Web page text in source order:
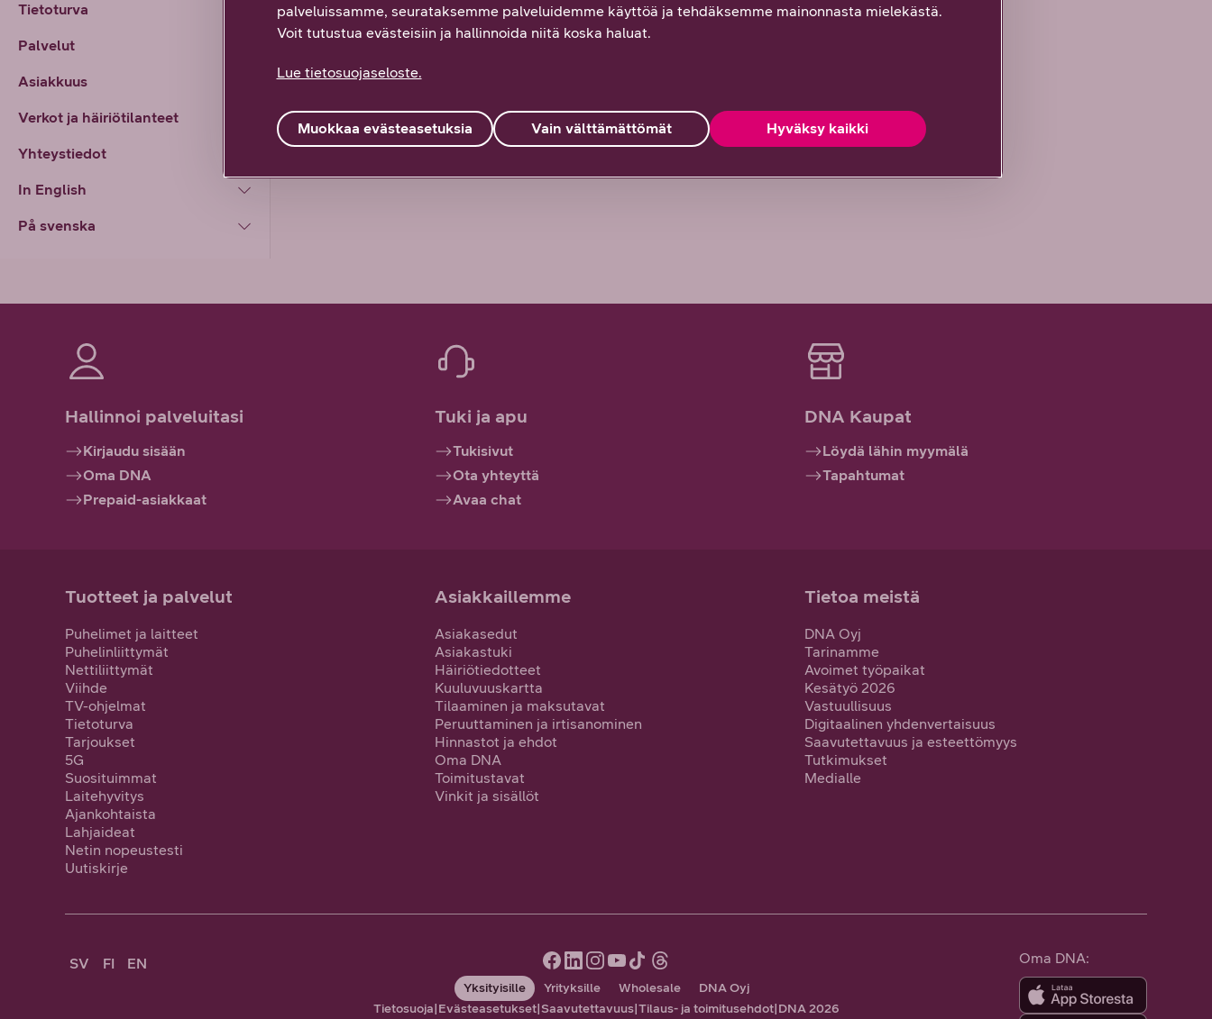
Tietoturva
Palvelut
Asiakkuus
Verkot ja häiriötilanteet
Yhteystiedot
In English
På svenska
Hallinnoi palveluitasi
Kirjaudu sisään
Oma DNA
Prepaid-asiakkaat
Tuki ja apu
Tukisivut
Ota yhteyttä
Avaa chat
DNA Kaupat
Löydä lähin myymälä
Tapahtumat
Tuotteet ja palvelut
Puhelimet ja laitteet
Puhelinliittymät
Nettiliittymät
Viihde
TV-ohjelmat
Tietoturva
Tarjoukset
5G
Suosituimmat
Laitehyvitys
Ajankohtaista
Lahjaideat
Netin nopeustesti
Uutiskirje
Asiakkaillemme
Asiakasedut
Asiakastuki
Häiriötiedotteet
Kuuluvuuskartta
Tilaaminen ja maksutavat
Peruuttaminen ja irtisanominen
Hinnastot ja ehdot
Oma DNA
Toimitustavat
Vinkit ja sisällöt
Tietoa meistä
DNA Oyj
Tarinamme
Avoimet työpaikat
Kesätyö 2026
Vastuullisuus
Digitaalinen yhdenvertaisuus
Saavutettavuus ja esteettömyys
Tutkimukset
Medialle
SV FI EN
Yksityisille Yrityksille Wholesale
DNA Oyj
Tietosuoja|Evästeasetukset|Saavutettavuus|Tilaus- ja toimitusehdot|DNA 2026
Oma DNA:
palveluissamme, seurataksemme palveluidemme käyttöä ja tehdäksemme mainonnasta mielekästä.
Voit tutustua evästeisiin ja hallinnoida niitä koska haluat.
Lue tietosuojaseloste.
Vain välttämättömät Hyväksy kaikki
Muokkaa evästeasetuksia